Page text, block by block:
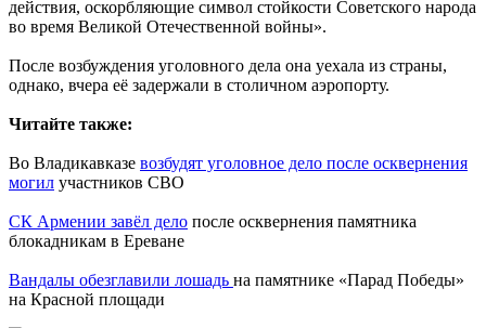
действия, оскорбляющие символ стойкости Советского народа
во время Великой Отечественной войны».
После возбуждения уголовного дела она уехала из страны,
однако, вчера её задержали в столичном аэропорту.
Читайте также:
Во Владикавказе возбудят уголовное дело после осквернения
могил участников СВО
СК Армении завёл дело после осквернения памятника
блокадникам в Ереване
Вандалы обезглавили лошадь на памятнике «Парад Победы»
на Красной площади